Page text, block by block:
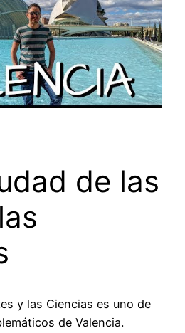
de las
y las Ciencias es uno de
de Valencia.